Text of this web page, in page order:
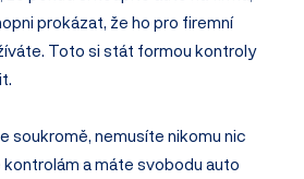
prokázat, že ho pro firemní
Toto si stát formou kontroly
soukromě, nemusíte nikomu nic
a máte svobodu auto